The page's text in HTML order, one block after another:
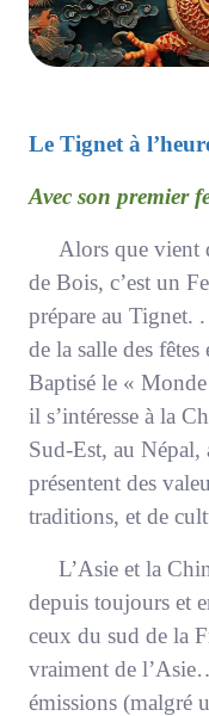
Le Tignet à
Avec son premier
Alors que vient
de Bois, c’est un
prépare au Tignet.
de la salle des
Baptisé le «
il s’intéresse à la
Sud-Est, au
présentent des
traditions, et de
L’Asie et la
depuis toujours et
ceux du sud de la
vraiment de
émissions (malgré